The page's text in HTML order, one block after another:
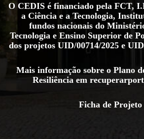
O CEDIS é financiado pela FCT,
a Ciência e a Tecnologia,
fundos nacionais do
Tecnologia e Ensino Superior de
dos projetos UID/00714/2025 e
Mais informação sobre o Plano
Resiliência em
Ficha de Projeto